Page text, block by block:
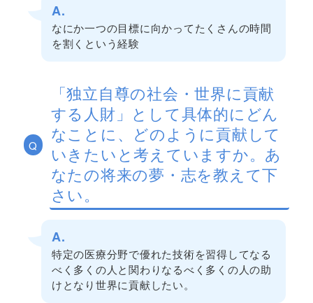
A.
なにか一つの目標に向かってたくさんの時間
を割くという経験
Q
「独立自尊の社会・世界に貢献
する人財」として具体的にどん
なことに、どのように貢献して
いきたいと考えていますか。あ
なたの将来の夢・志を教えて下
さい。
A.
特定の医療分野で優れた技術を習得してなる
べく多くの人と関わりなるべく多くの人の助
けとなり世界に貢献したい。